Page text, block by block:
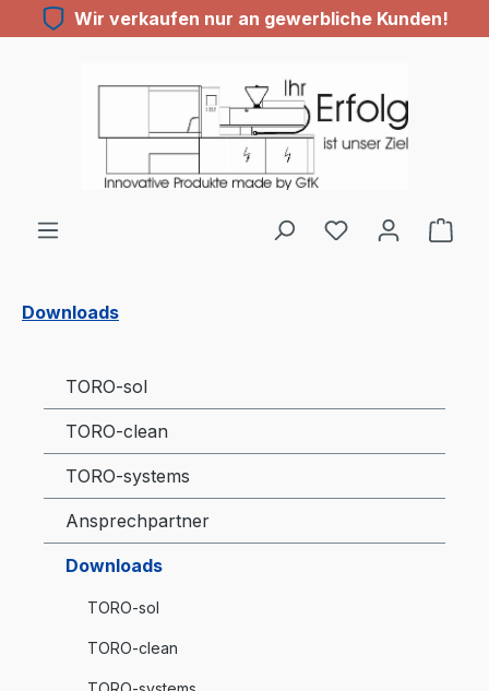
Zum Hauptinhalt springen
Wir verkaufen nur an gewerbliche Kunden!
Du hast 0
Downloads
TORO-sol
TORO-clean
TORO-systems
Ansprechpartner
Downloads
TORO-sol
TORO-clean